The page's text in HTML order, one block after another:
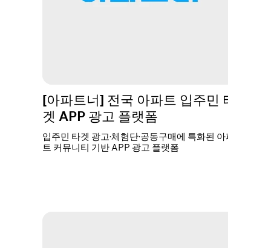
[아파트너] 전국 아파트 입주민 타
겟 APP 광고 플랫폼
입주민 타겟 광고·체험단·공동구매에 특화된 아파
트 커뮤니티 기반 APP 광고 플랫폼